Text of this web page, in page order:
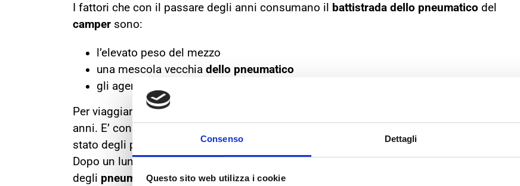
Consenso Dettagli
Questo sito web utilizza i cookie
I fattori che con il passare degli anni consumano il
battistrada dello pneumatico del
camper sono:
l’elevato peso del mezzo
una mescola vecchia dello pneumatico
gli agenti atmosferici
Per viaggiare sicuri è opportuno quindi sostituire gli pneumatici del proprio
anni. E’ consigliabile controllare sempre, dopo un lungo periodo di sosta del mezzo lo
stato degli pneumatici prima di mettersi in viaggio.
Dopo un lungo periodo di sosta delcamper, è sempre consigliato effettuare un controllo
degli pneumatici, anche se non hanno raggiunto i 5 anni di utilizzo.